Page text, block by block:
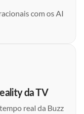
com os AI
da TV
real da Buzz